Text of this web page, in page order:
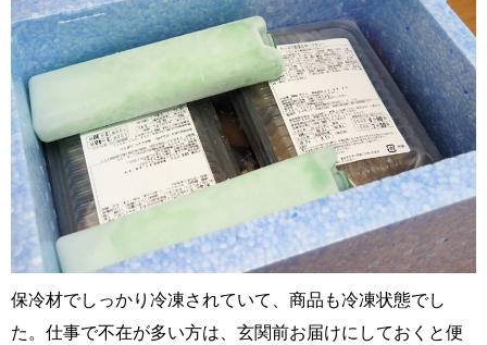
保冷材でしっかり冷凍されていて、商品も冷凍状態でし
た。仕事で不在が多い方は、玄関前お届けにしておくと便